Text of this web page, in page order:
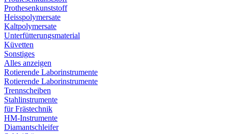
Prothesenkunststoff
Heisspolymersate
Kaltpolymersate
Unterfütterungsmaterial
Küvetten
Sonstiges
Alles anzeigen
Rotierende Laborinstrumente
Rotierende Laborinstrumente
Trennscheiben
Stahlinstrumente
für Frästechnik
HM-Instrumente
Diamantschleifer